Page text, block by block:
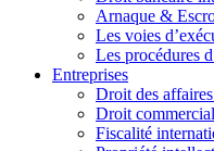
Arnaque &
Les voies
Les procédures
Entreprises
Droit des
Droit
Fiscalité